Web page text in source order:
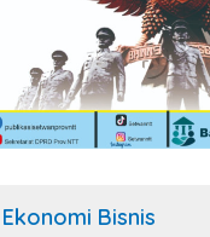
Ekonomi Bisnis